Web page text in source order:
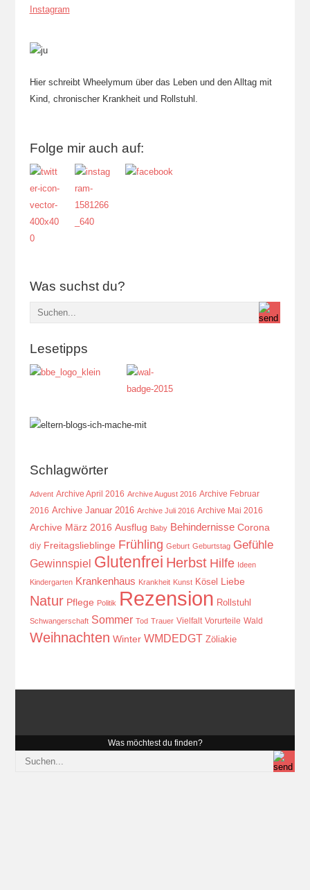
Instagram
Hier schreibt Wheelymum über das Leben und den Alltag mit
Kind, chronischer Krankheit und Rollstuhl.
Folge mir auch auf:
Was suchst du?
Lesetipps
Schlagwörter
Advent Archive April 2016 Archive August 2016 Archive Februar
2016 Archive Januar 2016 Archive Juli 2016 Archive Mai 2016
Archive März 2016 Ausflug Baby Behindernisse Corona
diy Freitagslieblinge Frühling Geburt Geburtstag Gefühle
Gewinnspiel Glutenfrei Herbst Hilfe Ideen
Kindergarten Krankenhaus Krankheit Kunst Kösel Liebe
Natur Pflege Politik Rezension Rollstuhl
Schwangerschaft Sommer Tod Trauer Vielfalt Vorurteile Wald
Weihnachten Winter WMDEDGT Zöliakie
Was möchtest du finden?